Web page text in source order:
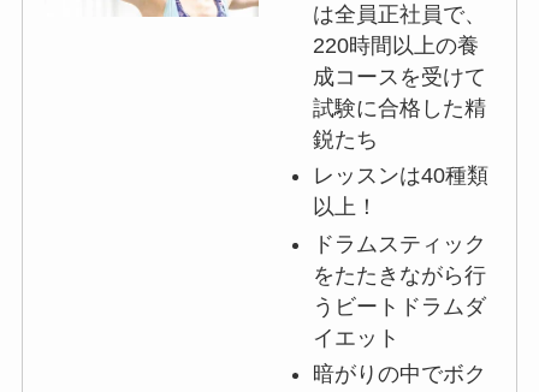
は全員正社員で、
220時間以上の養
成コースを受けて
試験に合格した精
鋭たち
レッスンは40種類
以上！
ドラムスティック
をたたきながら行
うビートドラムダ
イエット
暗がりの中でボク